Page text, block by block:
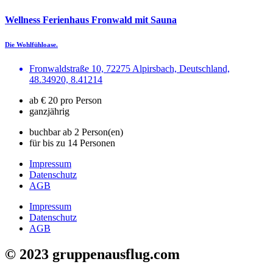
Wellness Ferienhaus Fronwald mit Sauna
Die Wohlfühloase.
Fronwaldstraße 10, 72275 Alpirsbach, Deutschland,
48.34920, 8.41214
ab € 20 pro Person
ganzjährig
buchbar ab 2 Person(en)
für bis zu 14 Personen
Impressum
Datenschutz
AGB
Impressum
Datenschutz
AGB
© 2023 gruppenausflug.com